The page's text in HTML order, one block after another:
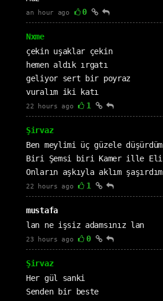
an hour ago 0
Nxme
çekin uşaklar çekin
hemen aldık ırgatı
geliyor sert bir poyraz
vuralım iki katı
22 hours ago 1
Şirvaz
Ben meylimi üç güzele düşürdüm
Biri Şemsi biri Kamer ille
Onların aşkıyla aklım şaşırdım
22 hours ago 1
mustafa
lan ne işsiz adamsınız lan
23 hours ago 0
Şirvaz
Her gül sanki
Senden bir beste